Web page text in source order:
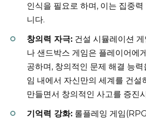
인식을 필요로 하며, 이는 집중
니다.
창의력 자극: 건설 시뮬레이션
나 샌드박스 게임은 플레이어에
공하며, 창의적인 문제 해결 능
임 내에서 자신만의 세계를 건설
만들면서 창의적인 사고를 증진
기억력 강화: 롤플레잉 게임